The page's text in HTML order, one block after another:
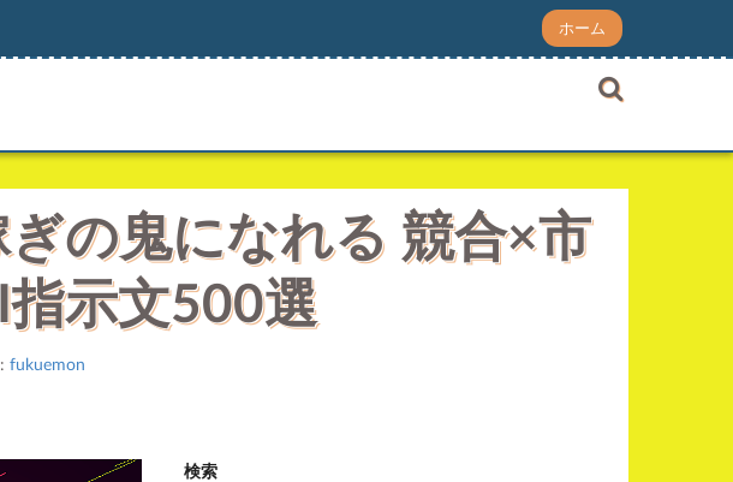
ホーム
の鬼になれる 競合×市
示文500選
fukuemon
検索